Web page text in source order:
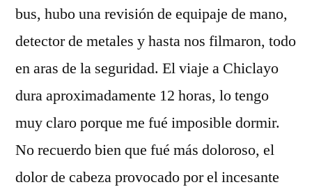
bus, hubo una revisión de equipaje de mano,
detector de metales y hasta nos filmaron, todo
en aras de la seguridad. El viaje a Chiclayo
dura aproximadamente 12 horas, lo tengo
muy claro porque me fué imposible dormir.
No recuerdo bien que fué más doloroso, el
dolor de cabeza provocado por el incesante